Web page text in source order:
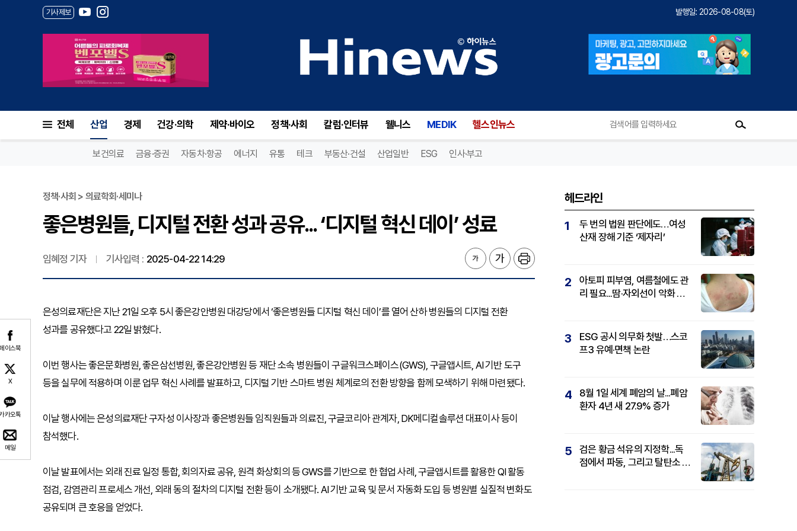
기사제보 발행일: 2026-08-08(토)
전체 산업 경제 건강·의학 제약·바이오 정책·사회 칼럼·인터뷰 웰니스 MEDIK 헬스인뉴스
보건의료 금융·증권 자동차·항공 에너지 유통 테크 부동산·건설 산업일반 ESG 인사·부고
이스북
X
카오톡
메일
정책·사회 > 의료학회·세미나
좋은병원들, 디지털 전환 성과 공유... ‘디지털 혁신 데이’ 성료
임혜정 기자 기사입력 : 2025-04-22 14:29
은성의료재단은 지난 21일 오후 5시 좋은강안병원 대강당에서 ‘좋은병원들 디지털 혁신 데이’를 열어 산하 병원들의 디지털 전환
성과를 공유했다고 22일 밝혔다.
이번 행사는 좋은문화병원, 좋은삼선병원, 좋은강안병원 등 재단 소속 병원들이 구글워크스페이스(GWS), 구글앱시트, AI 기반 도구
등을 실무에 적용하며 이룬 업무 혁신 사례를 발표하고, 디지털 기반 스마트 병원 체계로의 전환 방향을 함께 모색하기 위해 마련됐다.
이날 행사에는 은성의료재단 구자성 이사장과 좋은병원들 임직원들과 의료진, 구글코리아 관계자, DK메디컬솔루션 대표이사 등이
참석했다.
이날 발표에서는 외래 진료 일정 통합, 회의자료 공유, 원격 화상회의 등 GWS를 기반으로 한 협업 사례, 구글앱시트를 활용한 QI 활동
점검, 감염관리 프로세스 개선, 외래 동의 절차의 디지털 전환 등이 소개됐다. AI 기반 교육 및 문서 자동화 도입 등 병원별 실질적 변화도
공유되며 큰 호응을 얻었다.
헤드라인
1
두 번의 법원 판단에도…여성
산재 장해 기준 ‘제자리’
2
아토피 피부염, 여름철에도 관
리 필요...땀·자외선이 악화 요
3
ESG 공시 의무화 첫발…스코
프3 유예·면책 논란
4
8월 1일 세계 폐암의 날...폐암
환자 4년 새 27.9% 증가
5
검은 황금 석유의 지정학...독
점에서 파동, 그리고 탈탄소 패